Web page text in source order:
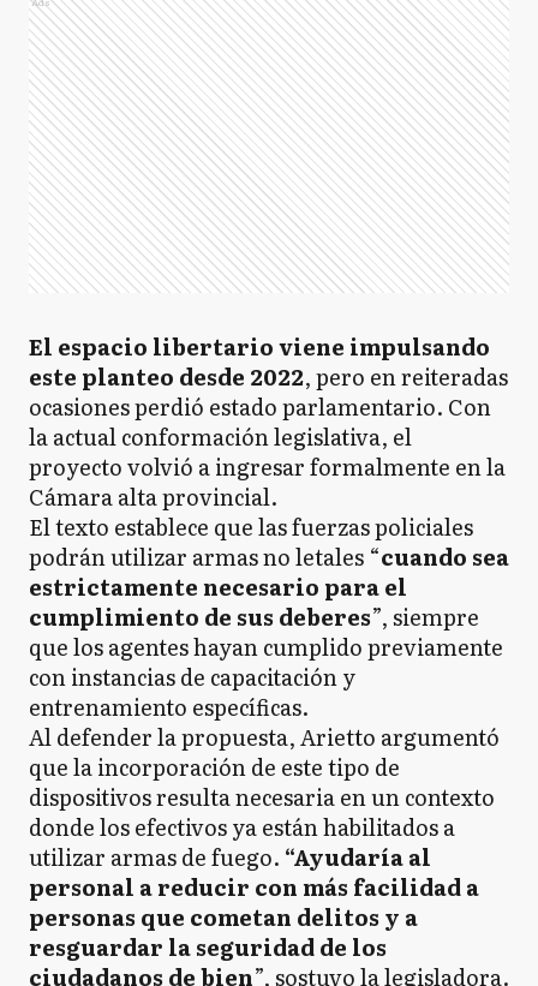
El espacio libertario viene impulsando
este planteo desde 2022, pero en reiteradas
ocasiones perdió estado parlamentario. Con
la actual conformación legislativa, el
proyecto volvió a ingresar formalmente en la
Cámara alta provincial.
El texto establece que las fuerzas policiales
podrán utilizar armas no letales “cuando sea
estrictamente necesario para el
cumplimiento de sus deberes”, siempre
que los agentes hayan cumplido previamente
con instancias de capacitación y
entrenamiento específicas.
Al defender la propuesta, Arietto argumentó
que la incorporación de este tipo de
dispositivos resulta necesaria en un contexto
donde los efectivos ya están habilitados a
utilizar armas de fuego. “Ayudaría al
personal a reducir con más facilidad a
personas que cometan delitos y a
resguardar la seguridad de los
ciudadanos de bien”, sostuvo la legisladora.